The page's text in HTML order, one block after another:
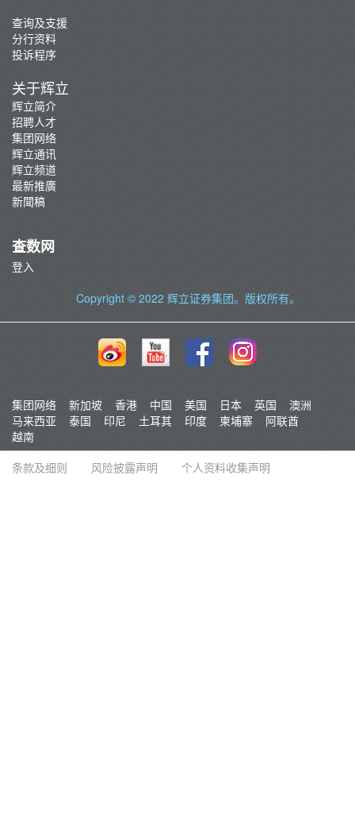
查询及支援
分行资料
投诉程序
关于辉立
辉立简介
招聘人才
集团网络
辉立通讯
辉立频道
最新推廣
新聞稿
查数网
登入
Copyright © 2022 辉立证券集团。版权所有。
集团网络 新加坡 香港 中国 美国 日本 英国
澳洲
马来西亚
泰国 印尼 土耳其 印度 柬埔寨
阿联酋
越南
条款及细则
风险披露声明 个人资料收集声明